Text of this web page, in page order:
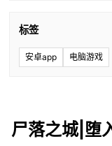
标签
安卓app 电脑游戏
尸落之城|堕